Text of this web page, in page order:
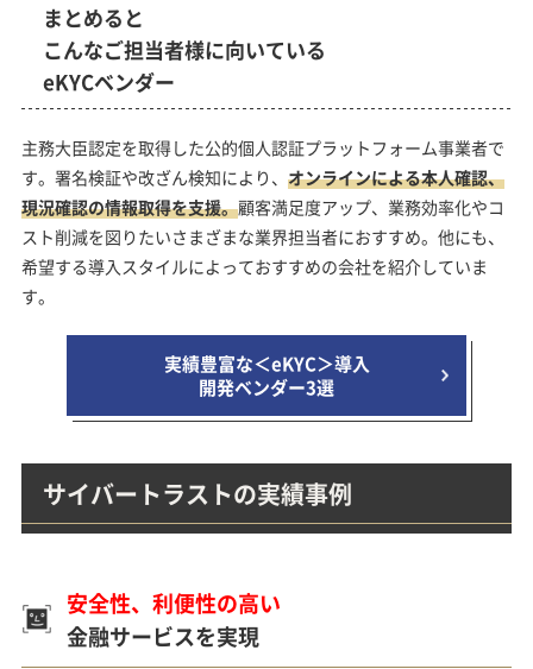
まとめると
こんなご担当者様に向いている
eKYCベンダー
主務大臣認定を取得した公的個人認証プラットフォーム事業者で
す。署名検証や改ざん検知により、 オンラインによる本人確認、
現況確認の情報取得を支援。顧客満足度アップ、業務効率化やコ
スト削減を図りたいさまざまな業界担当者におすすめ。他にも、
希望する導入スタイルによっておすすめの会社を紹介していま
す。
実績豊富な＜eKYC＞導入
開発ベンダー3選
サイバートラストの実績事例
安全性、利便性の高い
金融サービスを実現